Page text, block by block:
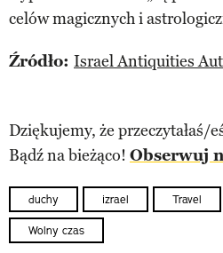
celów magicznych i
Źródło: Israel Antiquities
Dziękujemy, że przeczytałaś/
Bądź na bieżąco! Obserwuj
duchy izrael Travel
Wolny czas